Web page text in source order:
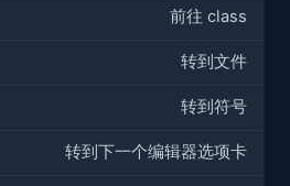
前往 class
转到文件
转到符号
转到下一个编辑器选项卡